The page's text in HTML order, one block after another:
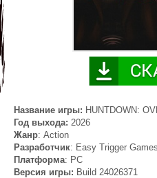
Название игры: HUNTDOWN:
Год выхода: 2026
Жанр: Action
Разработчик: Easy Trigger Games
Платформа: PC
Версия игры: Build 24026371